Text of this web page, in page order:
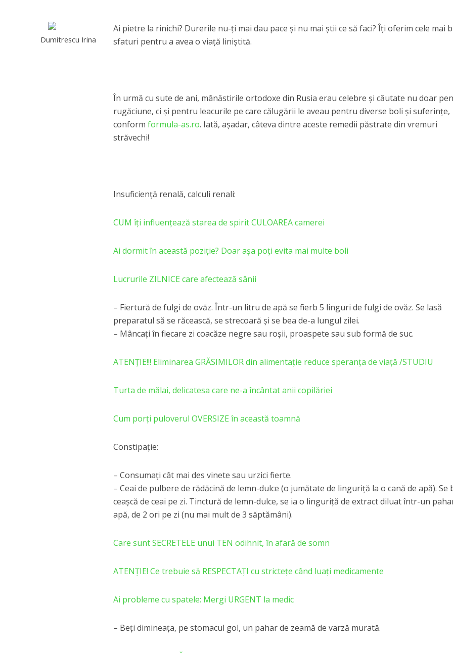
Dumitrescu Irina
Ai pietre la rinichi? Durerile nu-ţi mai dau pace şi nu mai ştii ce să faci? Îţi oferim cele mai
sfaturi pentru a avea o viaţă liniştită.
În urmă cu sute de ani, mânăstirile ortodoxe din Rusia erau celebre şi căutate nu doar
rugăciune, ci şi pentru leacurile pe care călugării le aveau pentru diverse boli şi suferinţe,
conformformula-as.ro. Iată, aşadar, câteva dintre aceste remedii păstrate din vremuri
străvechi!
Insuficienţă renală, calculi renali:
CUM îți influențează starea de spirit CULOAREA camerei
Ai dormit în această poziție? Doar așa poți evita mai multe boli
Lucrurile ZILNICE care afectează sânii
– Fiertură de fulgi de ovăz. Într-un litru de apă se fierb 5 linguri de fulgi de ovăz. Se lasă
preparatul să se răcească, se strecoară şi se bea de-a lungul zilei.
– Mâncaţi în fiecare zi coacăze negre sau roşii, proaspete sau sub formă de suc.
ATENȚIE!!! Eliminarea GRĂSIMILOR din alimentație reduce speranța de viață /STUDIU
Turta de mălai, delicatesa care ne-a încântat anii copilăriei
Cum porți puloverul OVERSIZE în această toamnă
Constipaţie:
– Consumaţi cât mai des vinete sau urzici fierte.
– Ceai de pulbere de rădăcină de lemn-dulce (o jumătate de linguriţă la o cană de apă). Se
ceaşcă de ceai pe zi. Tinctură de lemn-dulce, se ia o linguriţă de extract diluat într-un
apă, de 2 ori pe zi (nu mai mult de 3 săptămâni).
Care sunt SECRETELE unui TEN odihnit, în afară de somn
ATENȚIE! Ce trebuie să RESPECTAȚI cu strictețe când luați medicamente
Ai probleme cu spatele: Mergi URGENT la medic
– Beţi dimineaţa, pe sto­macul gol, un pahar de zeamă de varză murată.